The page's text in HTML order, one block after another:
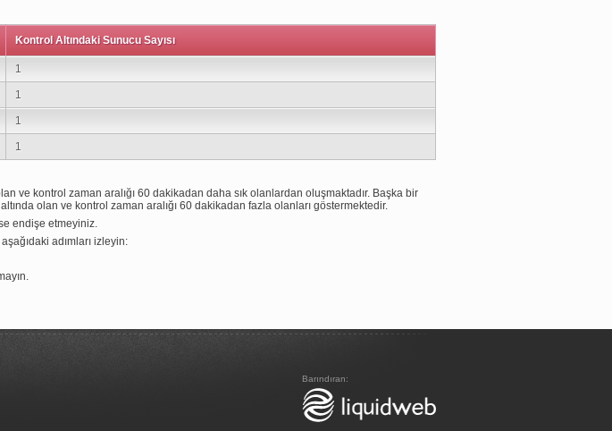
Kontrol Altındaki Sunucu Sayısı
1
1
1
1
ve kontrol zaman aralığı 60 dakikadan daha sık olanlardan oluşmaktadır. Başka bir
olan ve kontrol zaman aralığı 60 dakikadan fazla olanları göstermektedir.
endişe etmeyiniz.
adımları izleyin:
Barındıran: